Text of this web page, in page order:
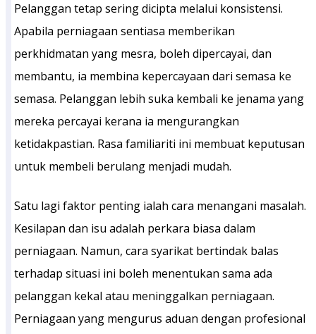
Pelanggan tetap sering dicipta melalui konsistensi.
Apabila perniagaan sentiasa memberikan
perkhidmatan yang mesra, boleh dipercayai, dan
membantu, ia membina kepercayaan dari semasa ke
semasa. Pelanggan lebih suka kembali ke jenama yang
mereka percayai kerana ia mengurangkan
ketidakpastian. Rasa familiariti ini membuat keputusan
untuk membeli berulang menjadi mudah.
Satu lagi faktor penting ialah cara menangani masalah.
Kesilapan dan isu adalah perkara biasa dalam
perniagaan. Namun, cara syarikat bertindak balas
terhadap situasi ini boleh menentukan sama ada
pelanggan kekal atau meninggalkan perniagaan.
Perniagaan yang mengurus aduan dengan profesional